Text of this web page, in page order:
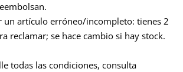
un artículo erróneo/incompleto: tienes 2
reclamar; se hace cambio si hay stock.
todas las condiciones, consulta